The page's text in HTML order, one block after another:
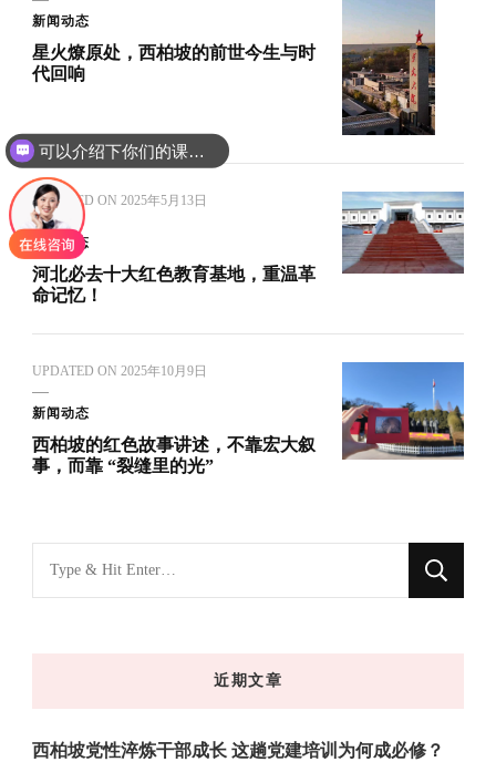
新闻动态
星火燎原处，西柏坡的前世今生与时
代回响
UPDATED ON 2025年5月13日
新闻动态
河北必去十大红色教育基地，重温革
命记忆！
UPDATED ON 2025年10月9日
新闻动态
西柏坡的红色故事讲述，不靠宏大叙
事，而靠 “裂缝里的光”
找
什
近期文章
西柏坡党性淬炼干部成长 这趟党建培训为何成必修？